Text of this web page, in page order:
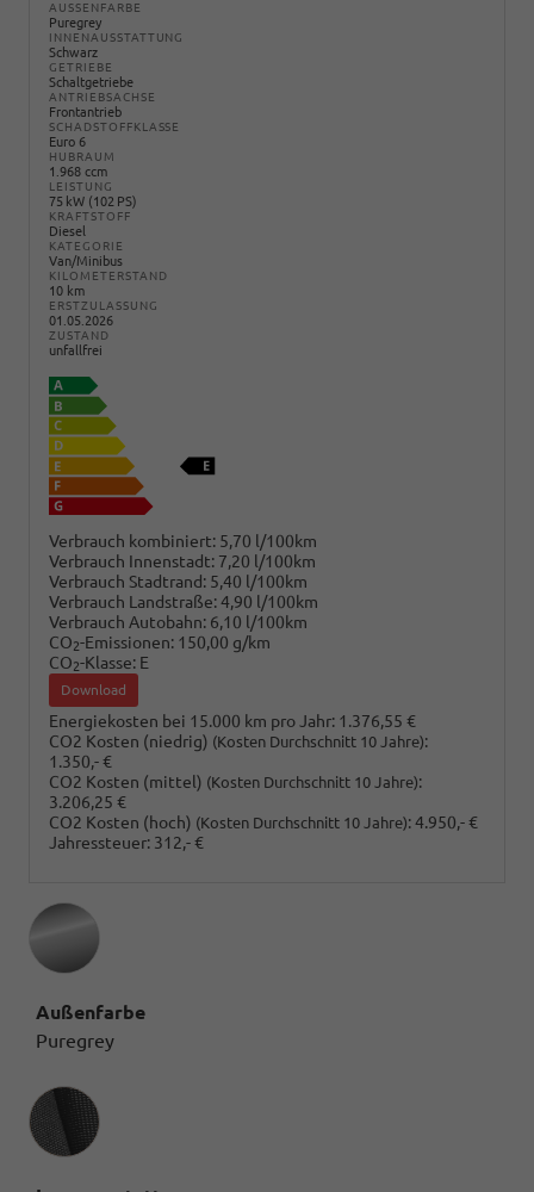
AUSSENFARBE
Puregrey
INNENAUSSTATTUNG
Schwarz
GETRIEBE
Schaltgetriebe
ANTRIEBSACHSE
Frontantrieb
SCHADSTOFFKLASSE
Euro 6
HUBRAUM
1.968 ccm
LEISTUNG
75 kW (102 PS)
KRAFTSTOFF
Diesel
KATEGORIE
Van/Minibus
KILOMETERSTAND
10 km
ERSTZULASSUNG
01.05.2026
ZUSTAND
unfallfrei
Verbrauch kombiniert: 5,70 l/100km
Verbrauch Innenstadt: 7,20 l/100km
Verbrauch Stadtrand: 5,40 l/100km
Verbrauch Landstraße:4,90 l/100km
Verbrauch Autobahn: 6,10 l/100km
CO2-Emissionen: 150,00 g/km
CO2-Klasse: E
Download
Energiekosten bei 15.000 km pro Jahr: 1.376,55 €
CO2 Kosten (niedrig) (Kosten Durchschnitt 10 Jahre):
1.350,- €
CO2 Kosten (mittel) (Kosten Durchschnitt 10 Jahre):
3.206,25 €
CO2 Kosten (hoch) (Kosten Durchschnitt 10 Jahre):4.950,- €
Jahressteuer: 312,- €
Außenfarbe
Puregrey
Innenausstattung